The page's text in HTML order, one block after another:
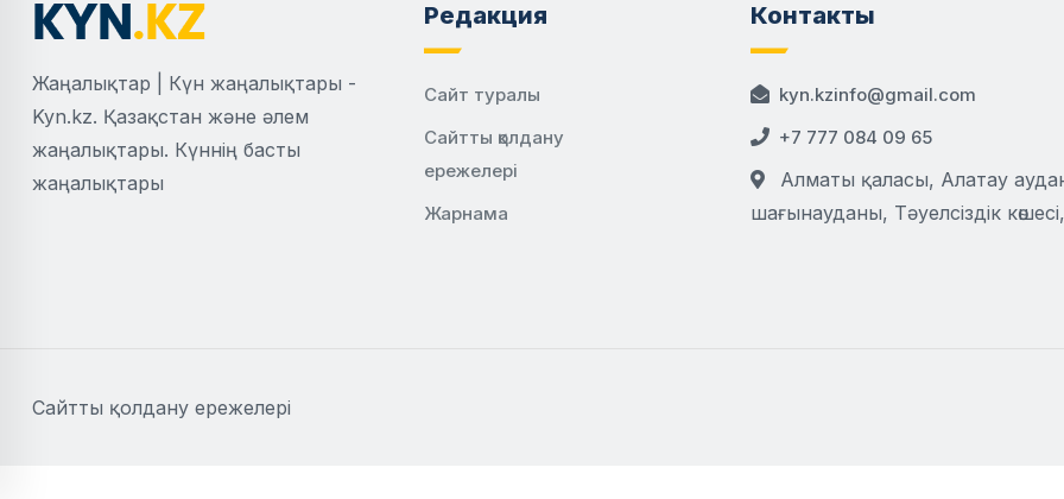
Жаңалықтар | Күн жаңалықтары -
Kyn.kz. Қазақстан және әлем
жаңалықтары. Күннің басты
жаңалықтары
Редакция
Сайт туралы
Сайтты қолдану
ережелері
Жарнама
Контакты
kyn.kzinfo@gmail.com
+7 777 084 09 65
Алматы қаласы, Алатау
шағынауданы, Тәуелсіздік
Сайтты қолдану ережелері